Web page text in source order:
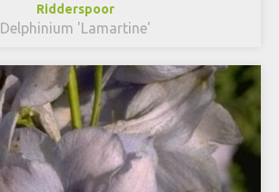
Ridderspoor
Delphinium 'Lamartine'